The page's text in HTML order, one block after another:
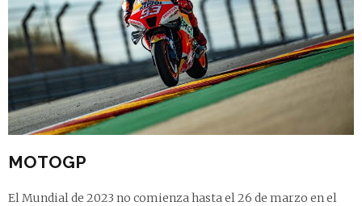
MOTOGP
El Mundial de 2023 no comienza hasta el 26 de marzo en el